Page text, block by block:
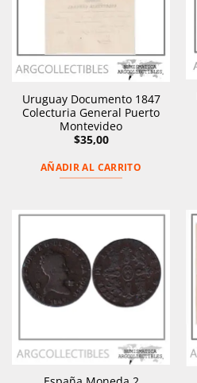
Uruguay Documento 1847
Colecturia General Puerto
Montevideo
$35,00
AÑADIR AL CARRITO